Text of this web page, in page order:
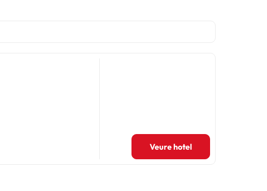
Veure hotel